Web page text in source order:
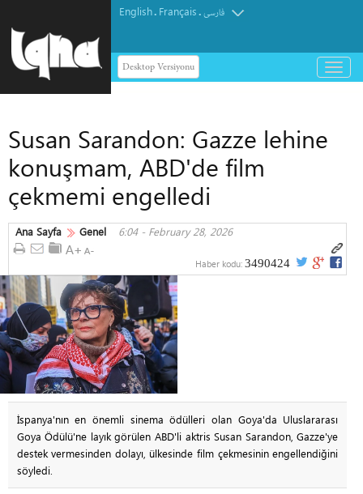
English. Français.فارسی
Desktop Versiyonu
باز
و
Susan Sarandon: Gazze lehine
konuşmam, ABD'de film
çekmemi engelledi
Ana Sayfa Genel 6:04 - February 28, 2026
Haber kodu: 3490424
İspanya'nın en önemli sinema ödülleri olan Goya'da Uluslararası
Goya Ödülü'ne layık görülen ABD'li aktris Susan Sarandon, Gazze'ye
destek vermesinden dolayı, ülkesinde film çekmesinin engellendiğini
söyledi.